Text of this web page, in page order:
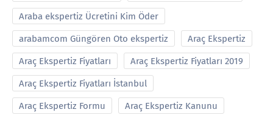
Araba ekspertiz Ücretini Kim Öder
arabamcom Güngören Oto ekspertiz Araç Ekspertiz
Araç Ekspertiz Fiyatları Araç Ekspertiz Fiyatları 2019
Araç Ekspertiz Fiyatları İstanbul
Araç Ekspertiz Formu Araç Ekspertiz Kanunu